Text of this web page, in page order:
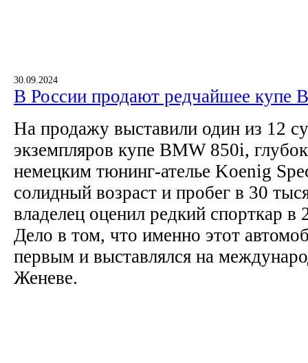
30.09.2024
В России продают редчайшее купе
На продажу выставили один из 12
экземпляров купе BMW 850i,
немецким тюнинг-ателье Koenig
солидный возраст и пробег в 30
владелец оценил редкий спорткар
Дело в том, что именно этот
первым и выставлялся на
Женеве.